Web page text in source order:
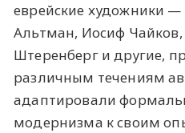
еврейские художники
Альтман, Иосиф
Штеренберг и другие,
различным течениям
адаптировали
модернизма к своим